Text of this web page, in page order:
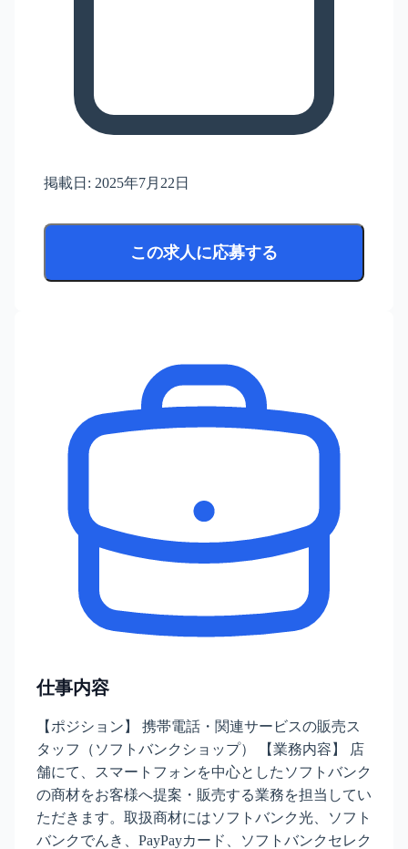
掲載日: 2025年7月22日
この求人に応募する
仕事内容
【ポジション】 携帯電話・関連サービスの販売ス
タッフ（ソフトバンクショップ） 【業務内容】 店
舗にて、スマートフォンを中心としたソフトバンク
の商材をお客様へ提案・販売する業務を担当してい
ただきます。取扱商材にはソフトバンク光、ソフト
バンクでんき、PayPayカード、ソフトバンクセレク